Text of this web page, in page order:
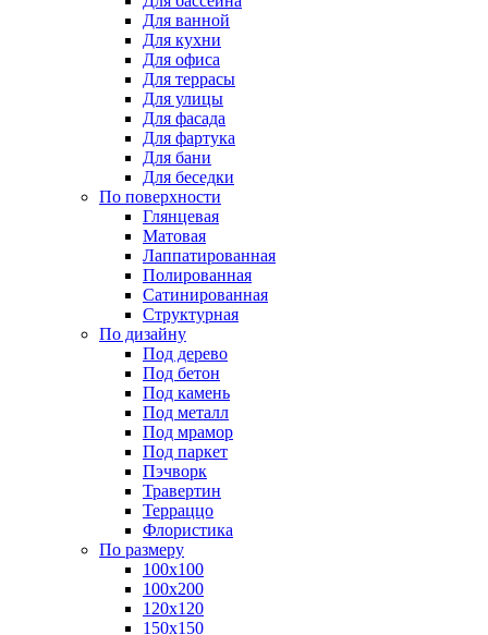
Для ванной
Для кухни
Для офиса
Для террасы
Для улицы
Для фасада
Для фартука
Для бани
Для беседки
По поверхности
Глянцевая
Матовая
Лаппатированная
Полированная
Сатинированная
Структурная
По дизайну
Под дерево
Под бетон
Под камень
Под металл
Под мрамор
Под паркет
Пэчворк
Травертин
Терраццо
Флористика
По размеру
100х100
100х200
120х120
150х150